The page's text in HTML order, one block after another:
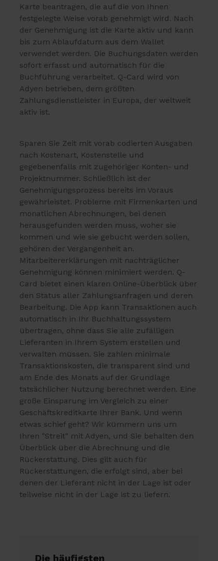
Karte beantragen, die auf die von Ihnen
festgelegte Weise vorab genehmigt wird. Nach
der Genehmigung ist die Karte aktiv und kann
bis zum Ablaufdatum aus dem Wallet
verwendet werden. Die Buchungsdaten werden
sofort erfasst und automatisch für die
Buchführung verarbeitet. Q-Card wird von
Adyen betrieben, dem größten
Zahlungsdienstleister in Europa, der weltweit
aktiv ist.
Sparen Sie Zeit mit vorab codierten Ausgaben
nach Kostenart, Kostenstelle und
gegebenenfalls mit zugehöriger Konten- und
Projektnummer. Schließlich ist der
Genehmigungsprozess bereits im Voraus
gewährleistet. Probleme mit Firmenkarten und
monatlichen Abrechnungen, bei denen
herausgefunden werden muss, woher sie
kommen und wie sie gebucht werden sollen,
gehören der Vergangenheit an.
Mitarbeitererklärungen mit nachträglicher
Genehmigung können minimiert werden. Q-
Card bietet einen klaren Online-Überblick über
den Status aller Zahlungsanfragen und deren
Bearbeitung. Die App kann Transaktionen auch
automatisch in Ihr Buchhaltungssystem
übertragen, ohne dass Sie alle zufälligen
Lieferanten in Ihrem System erstellen und
verwalten müssen. Sie zahlen minimale
Transaktionskosten, die transparent sind und
am Ende des Monats auf der Grundlage
tatsächlicher Nutzung berechnet werden. Eine
große Einsparung im Vergleich zu einer
Geschäftskreditkarte Ihrer Bank. Und wenn
etwas schief geht? Wir kümmern uns um
Ihren "Streit" mit Adyen, und Sie behalten den
Überblick über die Abrechnung und die
Rückerstattung. Dies gilt auch für
Rückerstattungen, die erfolgt sind, aber bei
denen der Lieferant nicht in der Lage ist oder
teilweise nicht in der Lage ist zu liefern.
Die häufigsten